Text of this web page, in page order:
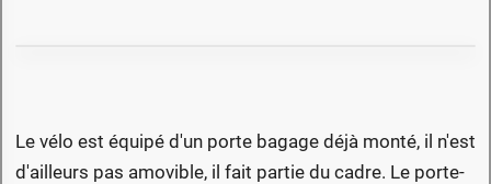
Le vélo est équipé d'un porte bagage déjà monté, il n'est
d'ailleurs pas amovible, il fait partie du cadre. Le porte-